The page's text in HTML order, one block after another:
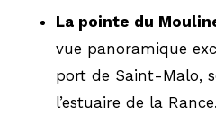
La pointe du
vue panoramique
port de Saint-Malo,
l’estuaire de la Rance.